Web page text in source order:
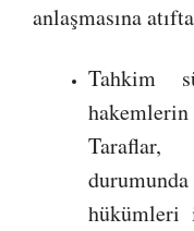
anlaşmasına
Tahkim
Taraflar,
hükümleri